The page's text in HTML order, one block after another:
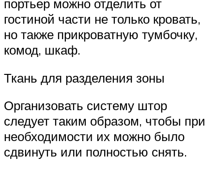
портьер можно отделить от
гостиной части не только кровать,
но также прикроватную тумбочку,
комод, шкаф.
Ткань для разделения зоны
Организовать систему штор
следует таким образом, чтобы при
необходимости их можно было
сдвинуть или полностью снять.